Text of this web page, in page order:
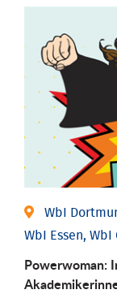
WbI
WbI Essen,
Powerwoman: